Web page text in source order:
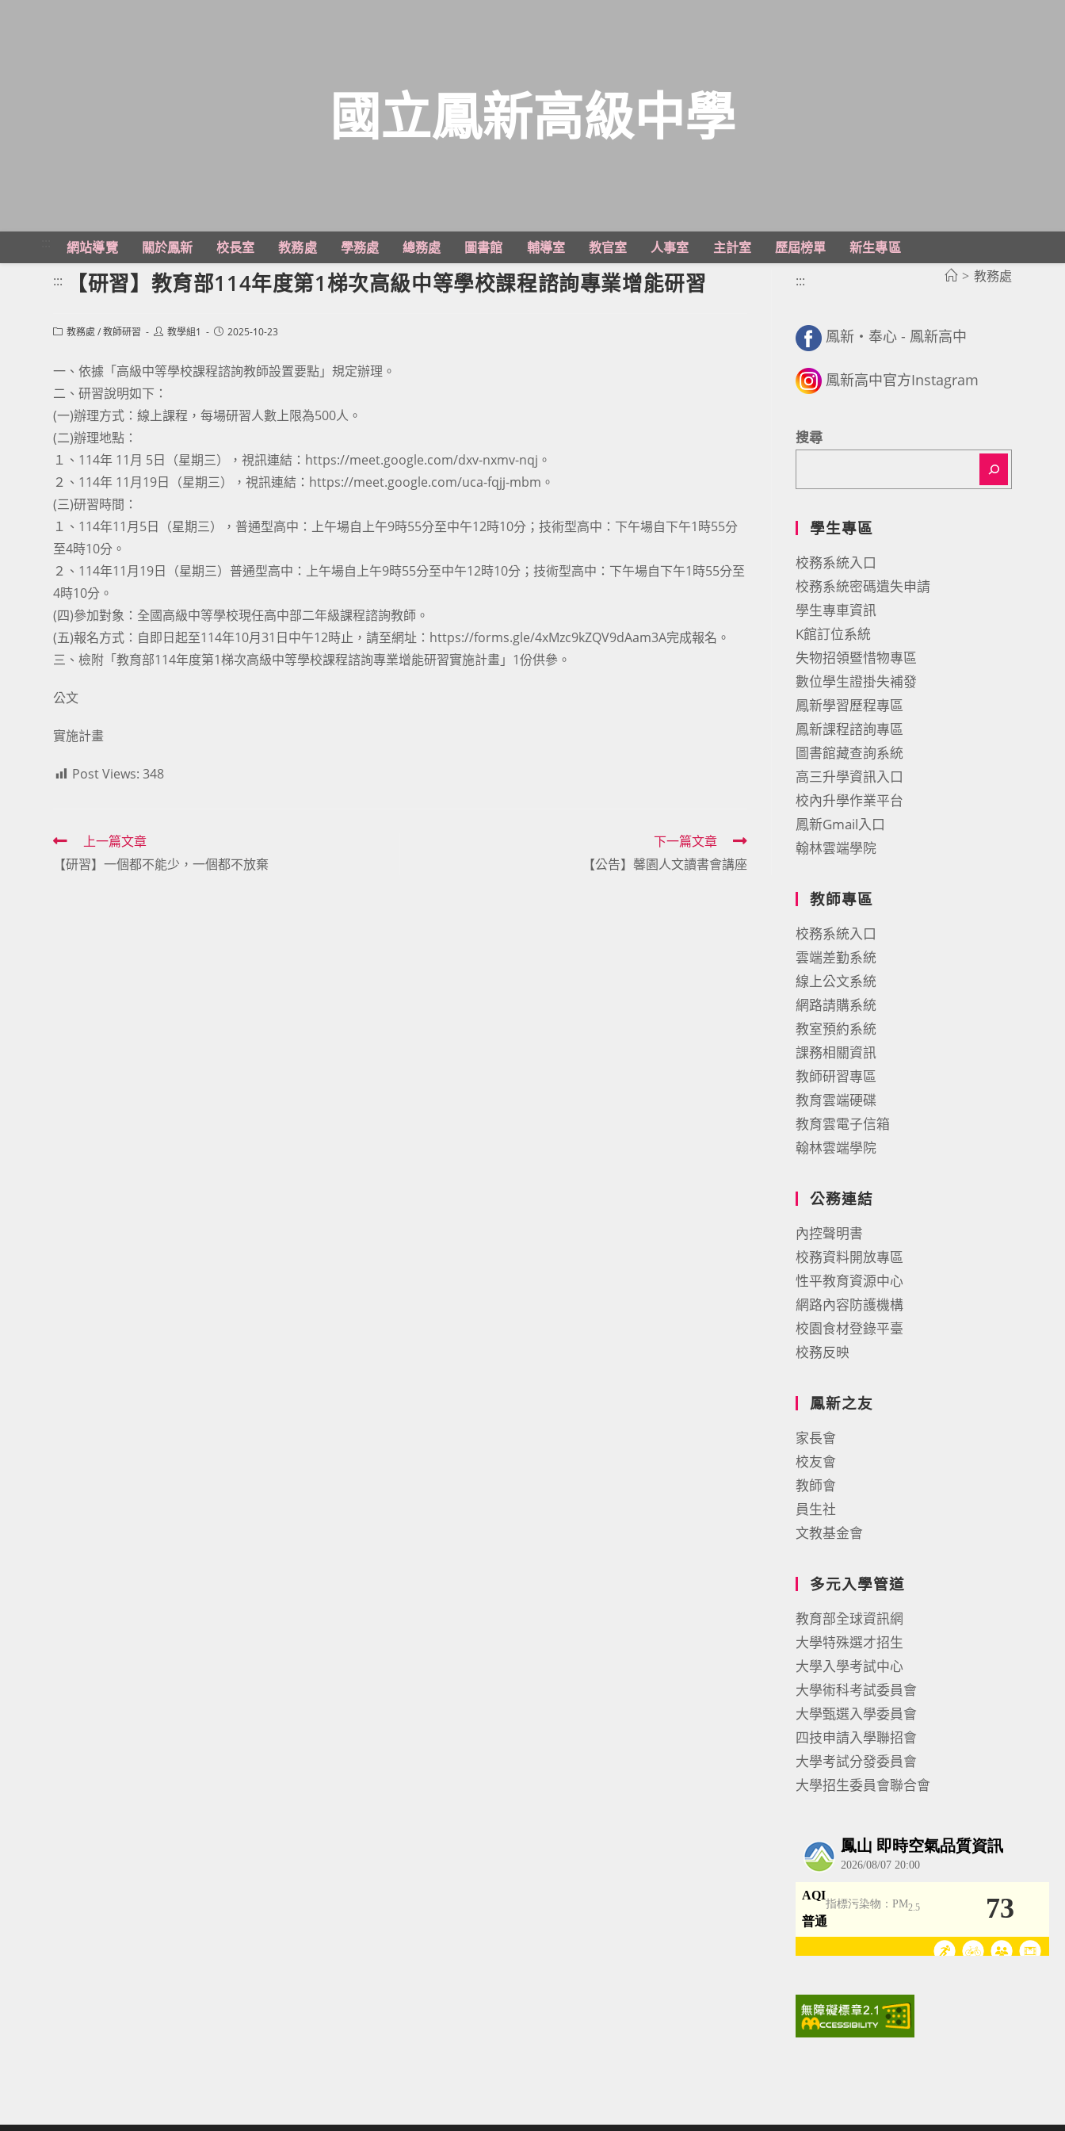
主
國立鳳新高級中學
網站導覽 關於鳳新 校長室 教務處 學務處 總務處 圖書館 輔導室 教官室 人事室 主計室 歷屆榜單
新生專區
> 教務處
::: 【研習】教育部114年度第1梯次高級中等學校課程諮詢專業增能研習
Post教務處 /教師研習
Post教學組1
Post2025-10-23
一、依據「高級中等學校課程諮詢教師設置要點」規定辦理。
二、研習說明如下：
(一)辦理方式：線上課程，每場研習人數上限為500人。
(二)辦理地點：
１、114年 11月 5日（星期三），視訊連結：https://meet.google.com/dxv-nxmv-nqj。
２、114年 11月19日（星期三），視訊連結：https://meet.google.com/uca-fqjj-mbm。
(三)研習時間：
１、114年11月5日（星期三），普通型高中：上午場自上午9時55分至中午12時10分；技術型高中：下午場自下午1時55分
至4時10分。
２、114年11月19日（星期三）普通型高中：上午場自上午9時55分至中午12時10分；技術型高中：下午場自下午1時55分至
4時10分。
(四)參加對象：全國高級中等學校現任高中部二年級課程諮詢教師。
(五)報名方式：自即日起至114年10月31日中午12時止，請至網址：https://forms.gle/4xMzc9kZQV9dAam3A完成報名。
三、檢附「教育部114年度第1梯次高級中等學校課程諮詢專業增能研習實施計畫」1份供參。
公文
實施計畫
Post Views: 348
Read
more
上一篇文章
【研習】一個都不能少，一個都不放棄
下一篇文章
【公告】馨園人文讀書會講座
:::
鳳新・奉心 - 鳳新高中
鳳新高中官方Instagram
搜尋
學生專區
校務系統入口
校務系統密碼遺失申請
學生專車資訊
K館訂位系統
失物招領暨惜物專區
數位學生證掛失補發
鳳新學習歷程專區
鳳新課程諮詢專區
圖書館藏查詢系統
高三升學資訊入口
校內升學作業平台
鳳新Gmail入口
翰林雲端學院
教師專區
校務系統入口
雲端差勤系統
線上公文系統
網路請購系統
教室預約系統
課務相關資訊
教師研習專區
教育雲端硬碟
教育雲電子信箱
翰林雲端學院
公務連結
內控聲明書
校務資料開放專區
性平教育資源中心
網路內容防護機構
校園食材登錄平臺
校務反映
鳳新之友
家長會
校友會
教師會
員生社
文教基金會
多元入學管道
教育部全球資訊網
大學特殊選才招生
大學入學考試中心
大學術科考試委員會
大學甄選入學委員會
四技申請入學聯招會
大學考試分發委員會
大學招生委員會聯合會